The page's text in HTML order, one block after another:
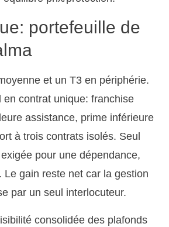
portefeuille de
et un T3 en périphérie.
en contrat unique: franchise
assistance, prime inférieure
à trois contrats isolés. Seul
pour une dépendance,
Le gain reste net car la gestion
par un seul interlocuteur.
consolidée des plafonds